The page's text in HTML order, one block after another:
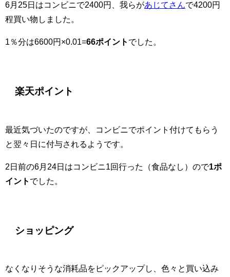
6月25日はコンビニで2400円、我らがあじてさんで4200円
程買い物しました。
1％分は6600円×0.01=66ポイント でした。
楽天ポイント
最近気づいたのですが、コンビニでポイント付けてもらう
と翌々日に付与されるようです。
2日前の6月24日はコンビニ1回行った（食品なし）ので1ポ
イント でした。
ショッピング
なくなりそうな消耗品をピックアップし、色々と買い込み